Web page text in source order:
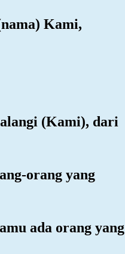
Kami,
(Kami), dari
orang yang
ada orang yang